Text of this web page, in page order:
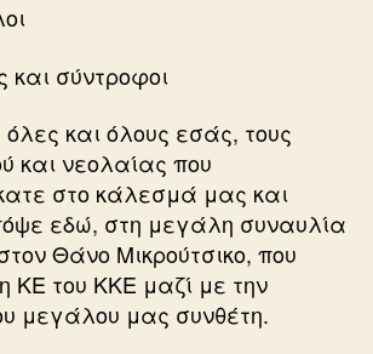
και σύντροφοι
όλες και όλους εσάς, τους
και νεολαίας που
στο κάλεσμά μας και
εδώ, στη μεγάλη συναυλία
Θάνο Μικρούτσικο, που
ΚΕ του ΚΚΕ μαζί με την
μεγάλου μας συνθέτη.